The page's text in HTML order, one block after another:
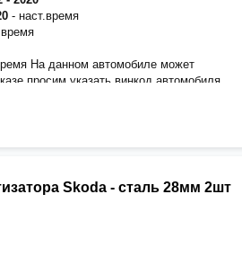
проставок 30мм вам понадобиться
- наст.время
На данном автомобиле может
просим указать винкод автомобиля
Skoda - сталь 28мм 2шт